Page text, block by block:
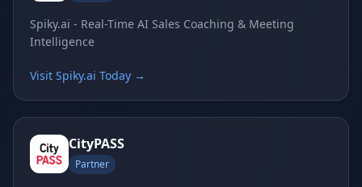
Spiky.ai - Real-Time AI Sales Coaching & Meeting
Intelligence
Visit Spiky.ai Today →
CityPASS
Partner